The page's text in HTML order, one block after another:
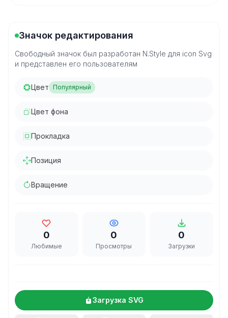
Значок редактирования
Свободный значок был разработан N.Style для icon Svg
и представлен его пользователям
Цвет Популярный
Цвет фона
Прокладка
Позиция
Вращение
0
Любимые
0
Просмотры
0
Загрузки
Загрузка SVG